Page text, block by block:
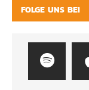
FOLGE UNS BEI